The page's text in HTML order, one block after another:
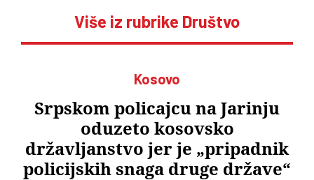
Više iz rubrike Društvo
Kosovo
Srpskom policajcu na Jarinju
oduzeto kosovsko
državljanstvo jer je „pripadnik
policijskih snaga druge države“